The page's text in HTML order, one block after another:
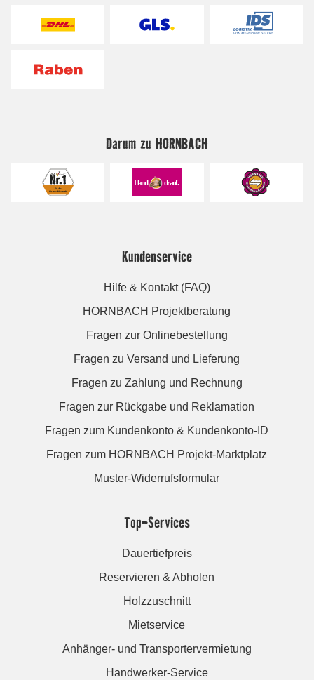
Darum zu HORNBACH
Kundenservice
Hilfe & Kontakt (FAQ)
HORNBACH Projektberatung
Fragen zur Onlinebestellung
Fragen zu Versand und Lieferung
Fragen zu Zahlung und Rechnung
Fragen zur Rückgabe und Reklamation
Fragen zum Kundenkonto & Kundenkonto-ID
Fragen zum HORNBACH Projekt-Marktplatz
Muster-Widerrufsformular
Top-Services
Dauertiefpreis
Reservieren & Abholen
Holzzuschnitt
Mietservice
Anhänger- und Transportervermietung
Handwerker-Service